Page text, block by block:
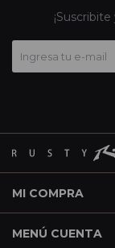
MI COMPRA
MENÚ CUENTA